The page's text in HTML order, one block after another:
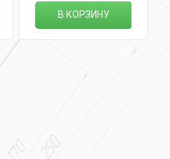
В КОРЗИНУ